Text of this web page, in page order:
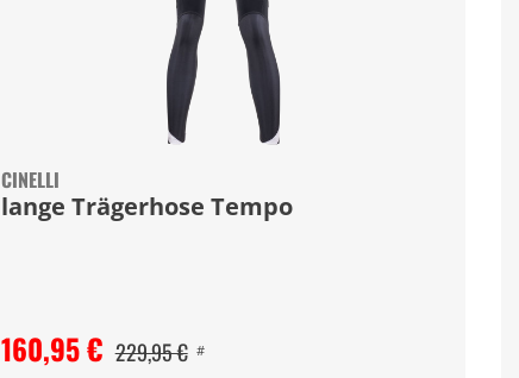
CINELLI
lange Trägerhose Tempo
160,95 € 229,95 € #